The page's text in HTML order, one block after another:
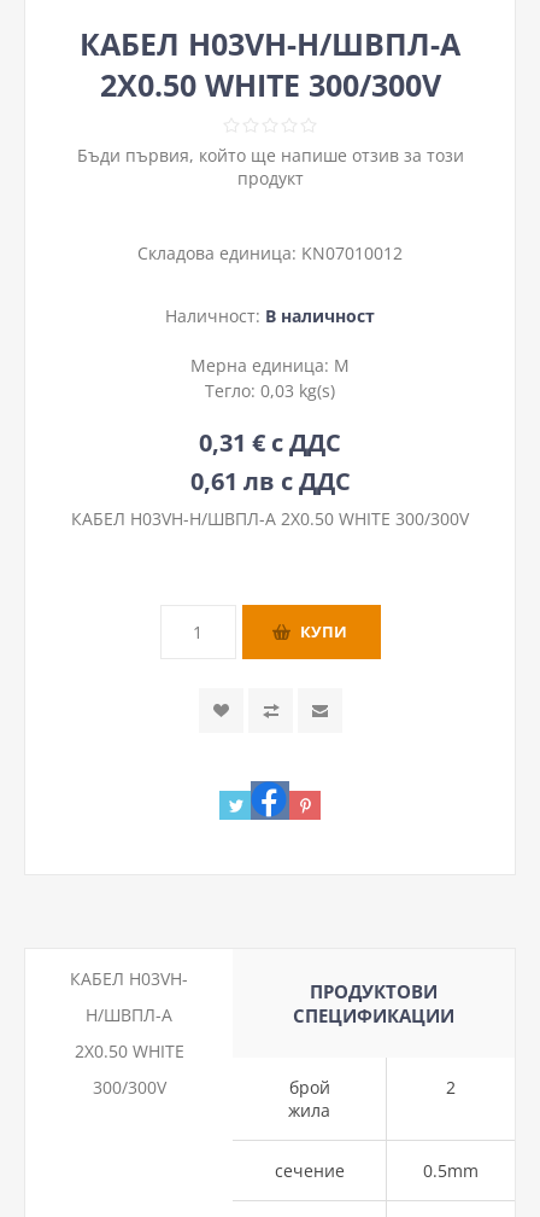
КАБЕЛ H03VH-H/ШВПЛ-А
2Х0.50 WHITE 300/300V
Бъди първия, който ще напише отзив за този
продукт
Складова единица: KN07010012
Наличност: В наличност
Мерна единица: М
Тегло: 0,03 kg(s)
0,31 € с ДДС
0,61 лв с ДДС
КАБЕЛ H03VH-H/ШВПЛ-А 2Х0.50 WHITE 300/300V
КАБЕЛ H03VH-
H/ШВПЛ-А
2Х0.50 WHITE
300/300V
ПРОДУКТОВИ
СПЕЦИФИКАЦИИ
брой
жила
2
сечение 0.5mm